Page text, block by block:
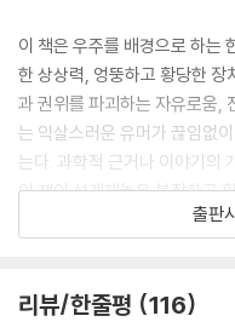
이 책은 우주를 배경으로 하는
한 상상력, 엉뚱하고 황당한 장
과 권위를 파괴하는 자유로움,
는 익살스러운 유머가 끊임없
는다. 과학적 근거나 이야기의
이 책이 설계해놓은 복잡하고
을 구하기 위해 ‘깊은 생각’이
출판
리뷰/한줄평 116